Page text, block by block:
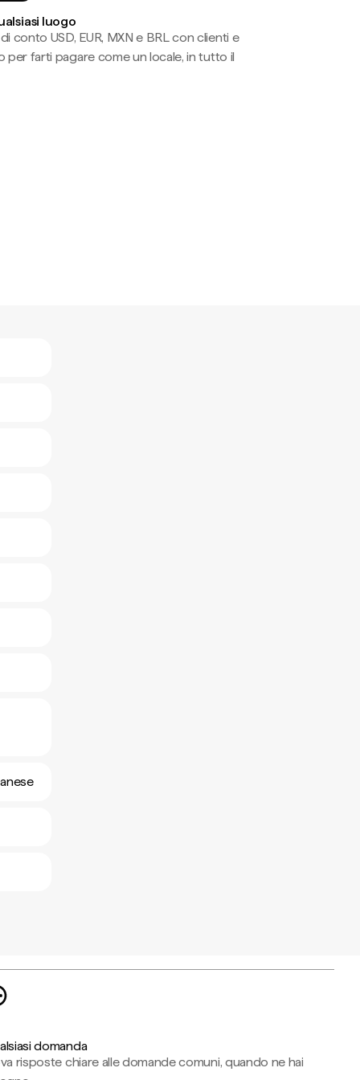
luogo
conto USD, EUR, MXN e BRL con clienti e
farti pagare come un locale, in tutto il
domanda
risposte chiare alle domande comuni, quando ne hai